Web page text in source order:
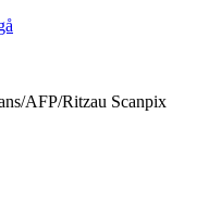
AFP/Ritzau Scanpix